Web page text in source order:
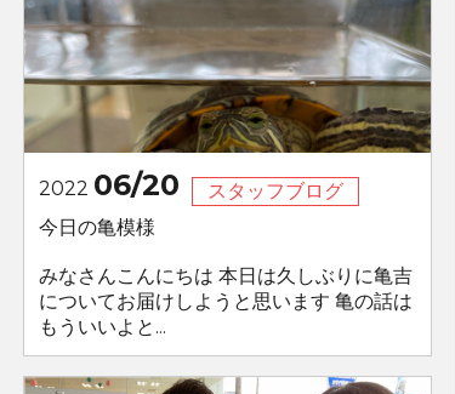
2022 06/20
スタッフブログ
今日の亀模様
みなさんこんにちは 本日は久しぶりに亀吉
についてお届けしようと思います 亀の話は
もういいよと...